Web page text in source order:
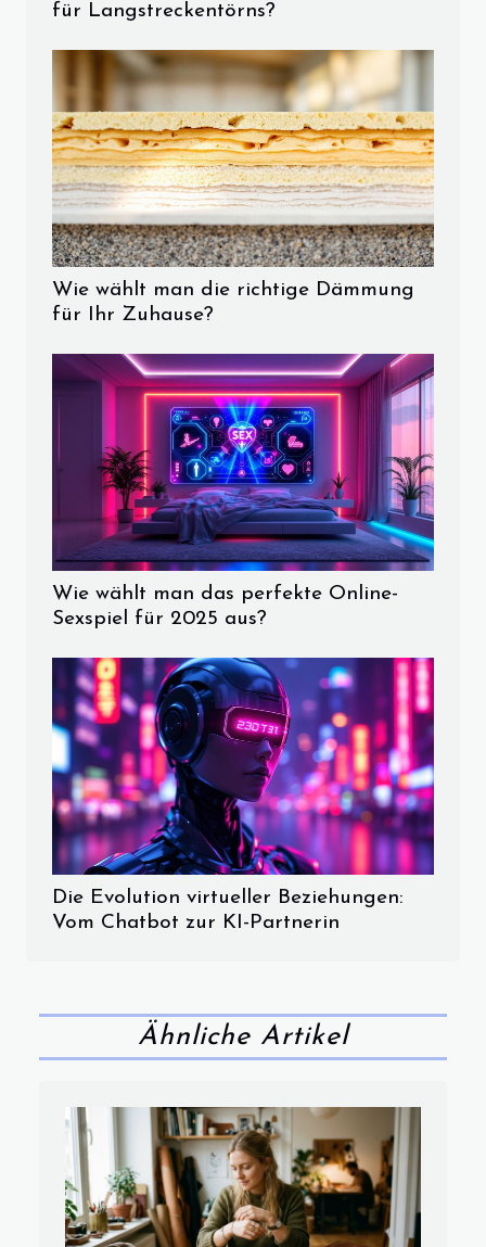
für Langstreckentörns?
Wie wählt man die richtige Dämmung
für Ihr Zuhause?
Wie wählt man das perfekte Online-
Sexspiel für 2025 aus?
Die Evolution virtueller Beziehungen:
Vom Chatbot zur KI-Partnerin
Ähnliche Artikel